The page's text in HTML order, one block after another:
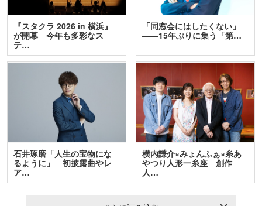
『スタクラ 2026 in 横浜』
が開幕 今年も多彩なス
テ…
「同窓会にはしたくない」
――15年ぶりに集う「第…
石井琢磨「人生の宝物にな
るように」 初披露曲やレ
ア…
横内謙介×みょんふぁ×糸あ
やつり人形一糸座 創作
人…